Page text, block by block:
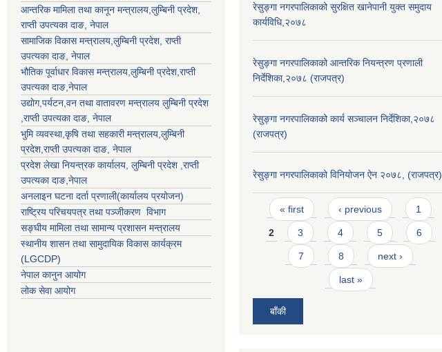
आन्तरिक मामिला तथा कानून मन्त्रालय, लुम्बिनी प्रदेश
राप्ती उपत्यका दाङ , नेपाल
सामाजिक विकास मन्त्रालय, लुम्बिनी प्रदेश राप्ती
उपत्यका दाङ , नेपाल
भौतिक पूर्वाधार विकास मन्त्रालय, लुम्बिनी प्रदेश राप्ती
उपत्यका दाङ ,नेपाल
उद्याेग,पर्यटन,वन तथा वातावरण मन्त्रालय लुम्बिनी प्रदेश
राप्ती उपत्यका दाङ , नेपाल
भुमि व्यवस्था,कृषि तथा सहकारी मन्त्रालय, लुम्बिनी
प्रदेश राप्ती उपत्यका दाङ , नेपाल
प्रदेश लेखा नियन्त्रक कार्यालय, लुम्बिनी प्रदेश राप्ती
उपत्यका दाङ ,नेपाल
अनलाइन घटना दर्ता प्रणाली(कार्यालय प्रयोजन)
राष्ट्रिय परिचयपत्र तथा पञ्जीकरण विभाग
सङ्घीय मामिला तथा सामान्य प्रशासन मन्त्रालय
स्थानीय शासन तथा सामुदायिक विकास कार्यक्रम
(LGCDP)
नेपाल कानुन आयोग
लोक सेवा आयोग
रेसुङ्गा नगरपालिकाको सुरक्षित खानेपानी युक्त समुदाय
कार्यविधि,२०७८
रेसुङ्गा नगरपालिकाको आन्तरिक नियन्त्रण प्रणाली
निर्देशिका,२०७८ (राजपत्र)
रेसुङ्गा नगरपालिकाको कार्य सञ्चालन निर्देशिका,२०७८
(राजपत्र)
रेसुङ्गा नगरपालिकाको विनियोजन ऐन २०७८, (राजपत्र)
Pages
« first ‹ previous 1
2 3 4 5 6
7 8 next ›
last »
बाँकी